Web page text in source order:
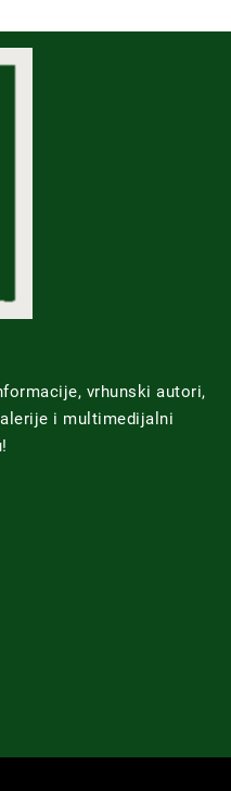
vrhunski autori,
i multimedijalni